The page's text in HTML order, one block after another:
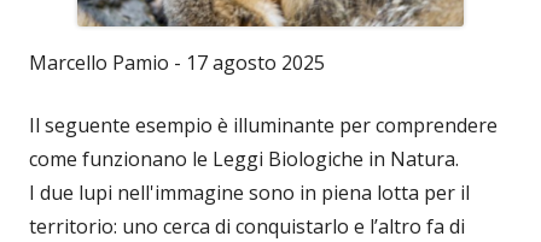
Marcello Pamio - 17 agosto 2025
Il seguente esempio è illuminante per comprendere
come funzionano le Leggi Biologiche in Natura.
I due lupi nell'immagine sono in piena lotta per il
territorio: uno cerca di conquistarlo e l’altro fa di